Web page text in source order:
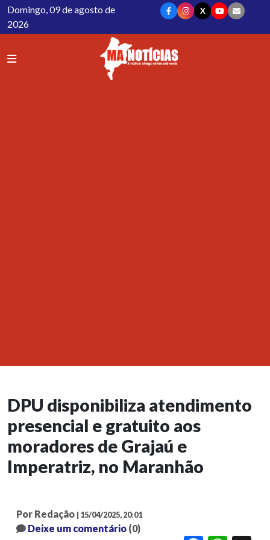
Domingo, 09 de agosto de
2026
X
DPU disponibiliza atendimento
presencial e gratuito aos
moradores de Grajaú e
Imperatriz, no Maranhão
Por Redação | 15/04/2025, 20:01
Deixe um comentário (0)